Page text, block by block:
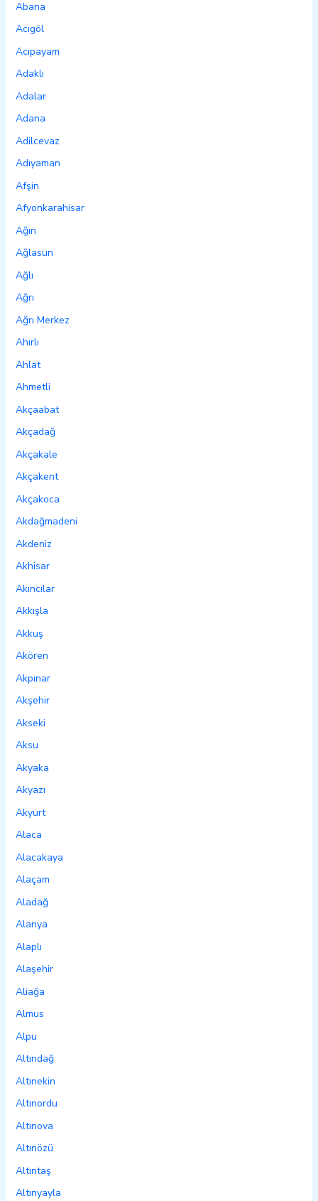
Abana
Acıgöl
Acıpayam
Adaklı
Adalar
Adana
Adilcevaz
Adıyaman
Afşin
Afyonkarahisar
Ağın
Ağlasun
Ağlı
Ağrı
Ağrı Merkez
Ahırlı
Ahlat
Ahmetli
Akçaabat
Akçadağ
Akçakale
Akçakent
Akçakoca
Akdağmadeni
Akdeniz
Akhisar
Akıncılar
Akkışla
Akkuş
Akören
Akpınar
Akşehir
Akseki
Aksu
Akyaka
Akyazı
Akyurt
Alaca
Alacakaya
Alaçam
Aladağ
Alanya
Alaplı
Alaşehir
Aliağa
Almus
Alpu
Altındağ
Altınekin
Altınordu
Altınova
Altınözü
Altıntaş
Altınyayla